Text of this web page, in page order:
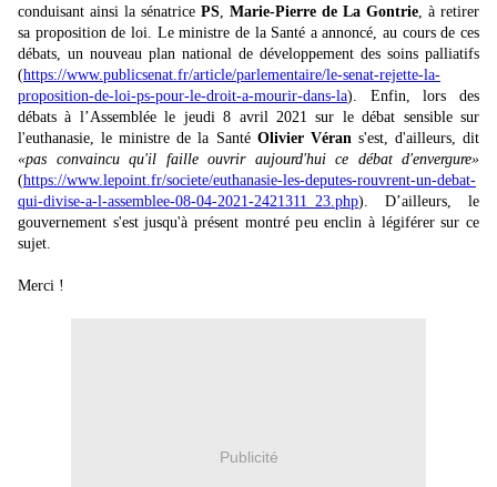
conduisant ainsi la sénatrice PS, Marie-Pierre de La Gontrie, à retirer
sa proposition de loi. Le ministre de la Santé a annoncé, au cours de ces
débats, un nouveau plan national de développement des soins palliatifs
(https://www.publicsenat.fr/article/parlementaire/le-senat-rejette-la-
proposition-de-loi-ps-pour-le-droit-a-mourir-dans-la). Enfin, lors des
débats à l’Assemblée le jeudi 8 avril 2021 sur le débat sensible sur
l'euthanasie, le ministre de la Santé Olivier Vérans'est, d'ailleurs, dit
«pas convaincu qu'il faille ouvrir aujourd'hui ce débat d'envergure»
(https://www.lepoint.fr/societe/euthanasie-les-deputes-rouvrent-un-debat-
qui-divise-a-l-assemblee-08-04-2021-2421311_23.php). D’ailleurs, le
gouvernement s'est jusqu'à présent montré peu enclin à légiférer sur ce
sujet.
Merci !
Publicité